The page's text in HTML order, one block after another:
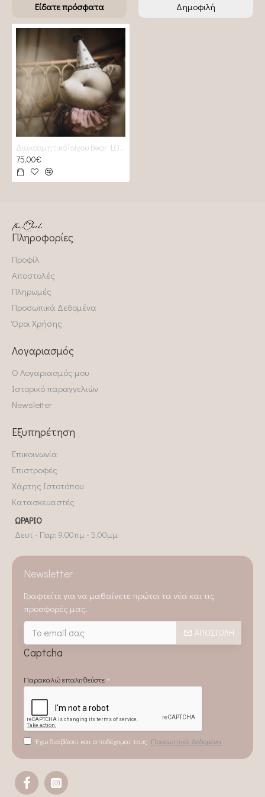
Είδατε πρόσφατα Δημοφιλή
ΔιακοσμητικόΤοίχου Bear LOVEMEDECORATION
75,00€
Πληροφορίες
Προφίλ
Αποστολές
Πληρωμές
Προσωπικά Δεδομένα
Όροι Χρήσης
Λογαριασμός
Ο Λογαριασμός μου
Ιστορικό παραγγελιών
Newsletter
Εξυπηρέτηση
Επικοινωνία
Επιστροφές
Χάρτης Ιστοτόπου
Κατασκευαστές
ΩΡΆΡΙΟ
Δευτ - Παρ: 9.00πμ - 5.00μμ
Newsletter
Γραφτείτε για να μαθαίνετε πρώτοι τα νέα και τις
προσφορές μας.
ΑΠΟΣΤΟΛΉ
Captcha
Παρακαλώ επαληθεύστε
Έχω διαβάσει και αποδέχομαι τους Προσωπικά Δεδομένα